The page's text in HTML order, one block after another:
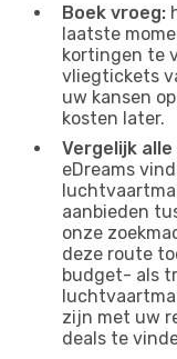
Boek vroeg:
laatste
kortingen te
vliegtickets
uw kansen
kosten later.
Vergelijk
eDreams
aanbieden
onze
deze route
budget- als
zijn met uw
deals te